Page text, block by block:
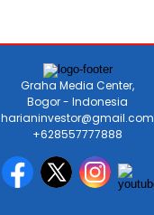
Graha Media Center,
Bogor - Indonesia
harianinvestor@gmail.com
+628557777888